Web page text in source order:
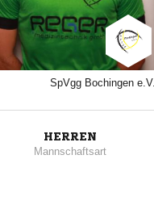
SpVgg Bochingen e.V.
HERREN
Mannschaftsart